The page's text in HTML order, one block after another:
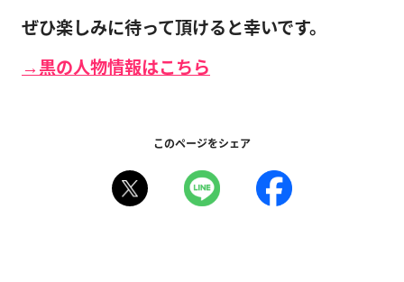
ぜひ楽しみに待って頂けると幸いです。
→黒の人物情報はこちら
このページをシェア